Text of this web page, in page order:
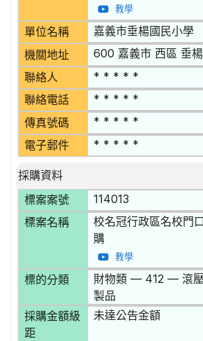
教學
單位名稱 嘉義市垂楊國民小學
機關地址 600 嘉義市 西區 垂
聯絡人 * * * * *
聯絡電話 * * * * *
傳真號碼 * * * * *
電子郵件 * * * * *
採購資料
標案案號
114013
標案名稱
校名冠行政區名校門
購
教學
標的分類
財物類 — 412 — 滾
製品
採購金額級
距
未達公告金額